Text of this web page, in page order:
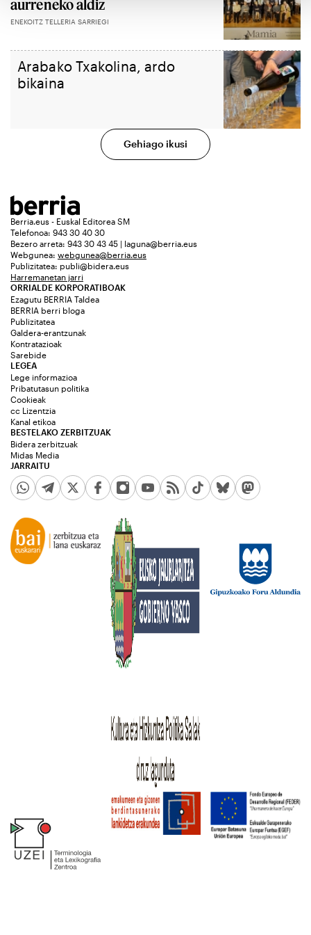
aurreneko aldiz
ENEKOITZ TELLERIA SARRIEGI
Arabako Txakolina, ardo
bikaina
Gehiago ikusi
Berria.eus - Euskal Editorea SM
Telefonoa: 943 30 40 30
Bezero arreta: 943 30 43 45 | laguna@berria.eus
Webgunea: webgunea@berria.eus
Publizitatea: publi@bidera.eus
Harremanetan jarri
ORRIALDE KORPORATIBOAK
Ezagutu BERRIA Taldea
BERRIA berri bloga
Publizitatea
Galdera-erantzunak
Kontratazioak
Sarebide
JARRAITU
LEGEA
Lege informazioa
Pribatutasun politika
Cookieak
cc Lizentzia
Kanal etikoa
BESTELAKO ZERBITZUAK
Bidera zerbitzuak
Midas Media